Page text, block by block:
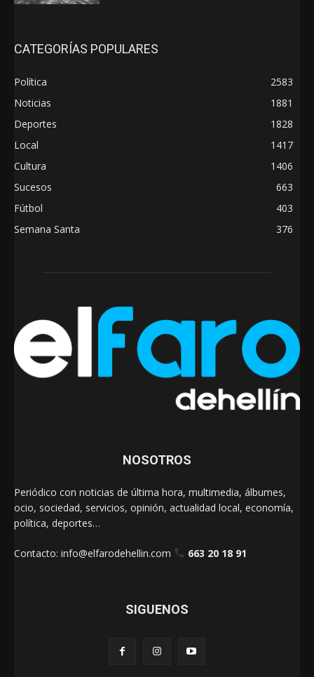
CATEGORÍAS POPULARES
Política
2583
Noticias
1881
Deportes
1828
Local
1417
Cultura
1406
Sucesos
663
Fútbol
403
Semana Santa
376
NOSOTROS
Periódico con noticias de última hora, multimedia, álbumes,
ocio, sociedad, servicios, opinión, actualidad local, economía,
política, deportes…
Contacto: info@elfarodehellin.com 663 20 18 91
SIGUENOS